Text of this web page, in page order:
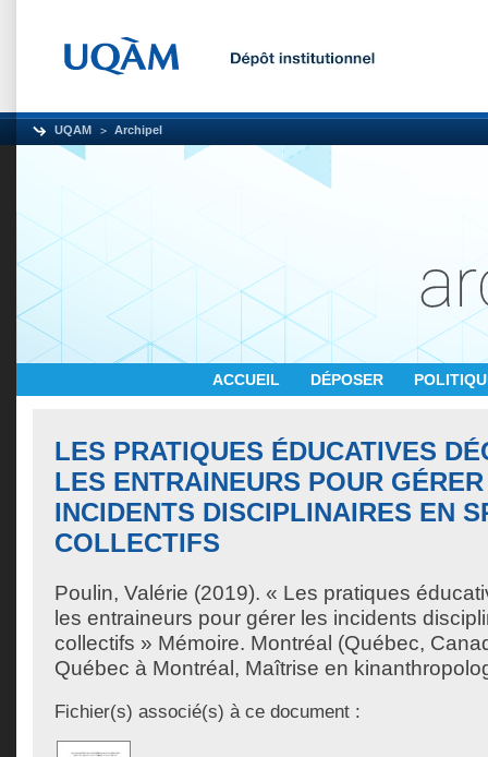
UQAM Archipel
ACCUEIL DÉPOSER
LES PRATIQUES ÉDUCATIVES
LES ENTRAINEURS POUR
INCIDENTS DISCIPLINAIRES EN
COLLECTIFS
Poulin, Valérie (2019). « Les pratiques
les entraineurs pour gérer les incidents
collectifs » Mémoire. Montréal (Québec,
Québec à Montréal, Maîtrise en
Fichier(s) associé(s) à ce document :